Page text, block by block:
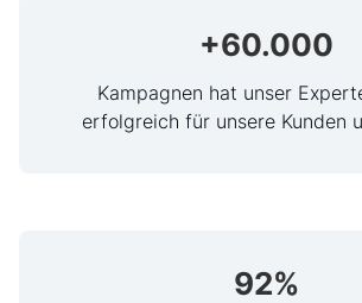
+60.000
Kampagnen hat unser
erfolgreich für unsere Kunden
92%